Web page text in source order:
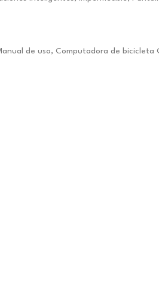
de uso, Computadora de bicicleta